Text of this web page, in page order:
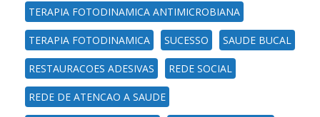
TERAPIA FOTODINAMICA ANTIMICROBIANA
TERAPIA FOTODINAMICA SUCESSO SAUDE BUCAL
RESTAURACOES ADESIVAS REDE SOCIAL
REDE DE ATENCAO A SAUDE